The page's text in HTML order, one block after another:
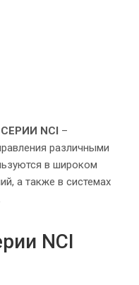
NCI –
различными
в широком
а также в системах
NCI